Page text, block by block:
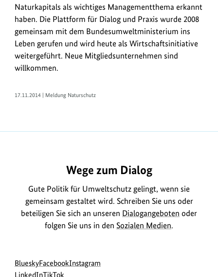
Naturkapitals als wichtiges Managementthema erkannt
haben. Die Plattform für Dialog und Praxis wurde 2008
gemeinsam mit dem Bundesumweltministerium ins
Leben gerufen und wird heute als Wirtschaftsinitiative
weitergeführt. Neue Mitgliedsunternehmen sind
willkommen.
17.11.2014 | Meldung Naturschutz
Wege zum Dialog
Gute Politik für Umweltschutz gelingt, wenn sie
gemeinsam gestaltet wird. Schreiben Sie uns oder
beteiligen Sie sich an unseren Dialogangeboten oder
folgen Sie uns in den Sozialen Medien.
Social
Media
Blueskyzur
Bluesky-
Facebookzur
Instagram
LinkedInzur
zur
TikTok